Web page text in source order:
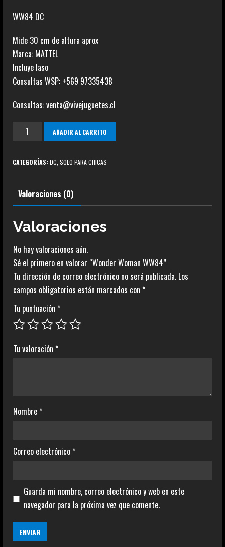
original
$14.990.$9.990.
WW84 DC
Mide 30 cm de altura aprox
Marca: MATTEL
Incluye laso
Consultas WSP: +569 97335438
Consultas: venta@vivejuguetes.cl
Wonder
cantidad
AÑADIR AL CARRITO
CATEGORÍAS: DC,SOLO PARA CHICAS
Valoraciones (0)
Valoraciones
No hay valoraciones aún.
Sé el primero en valorar “Wonder Woman WW84”
Tu dirección de correo electrónico no será publicada. Los
campos obligatorios están marcados con *
Tu puntuación *
Tu valoración *
Nombre *
Correo electrónico *
Guarda mi nombre, correo electrónico y web en este
navegador para la próxima vez que comente.